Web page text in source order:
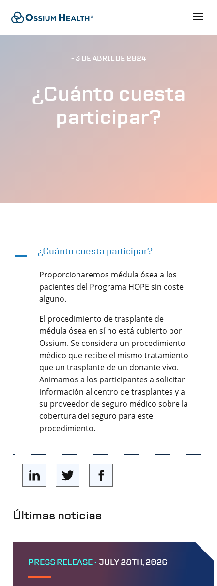
- 3 DEABRILDE 2024
¿Cuánto cuesta
participar?
A ¿Cuánto cuesta participar?
Proporcionaremos médula ósea a los
pacientes del Programa HOPE sin coste
alguno.
El procedimiento de trasplante de
médula ósea en sí no está cubierto por
Ossium. Se considera un procedimiento
médico que recibe el mismo tratamiento
que un trasplante de un donante vivo.
Animamos a los participantes a solicitar
información al centro de trasplantes y a
su proveedor de seguro médico sobre la
cobertura del seguro para este
procedimiento.
Últimas noticias
PRESS RELEASE • JULY 28TH, 2026